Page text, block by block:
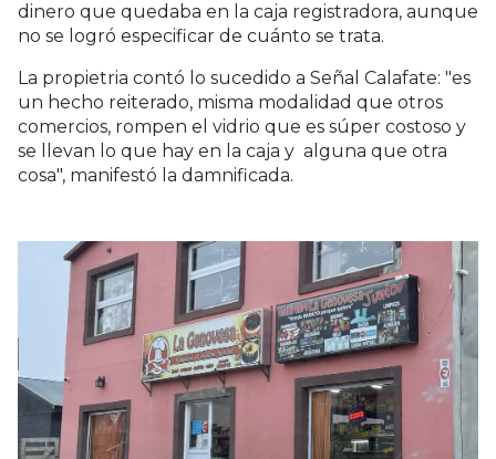
dinero que quedaba en la caja registradora, aunque
no se logró especificar de cuánto se trata.
La propietria contó lo sucedido a Señal Calafate: "es
un hecho reiterado, misma modalidad que otros
comercios, rompen el vidrio que es súper costoso y
se llevan lo que hay en la caja y alguna que otra
cosa", manifestó la damnificada.